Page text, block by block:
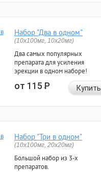
Набор "Два в одном"
(10x100мг, 10x20мг)
Два самых популярных
препарата для усиления
эрекции в одном наборе!
от 115Р Купить
Набор "Три в одном"
(10x100мг, 20x20мг)
Большой набор из 3-х
препаратов.